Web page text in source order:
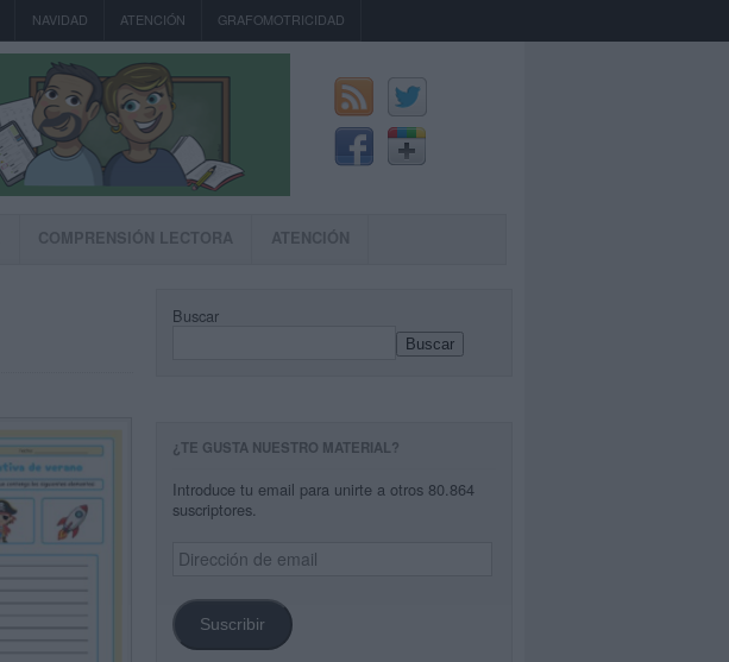
NAVIDAD ATENCIÓN GRAFOMOTRICIDAD
COMPRENSIÓN LECTORA ATENCIÓN
Buscar
Buscar
¿TE GUSTA NUESTRO MATERIAL?
Introduce tu email para unirte a otros 80.864
suscriptores.
Dirección
de
Suscribir